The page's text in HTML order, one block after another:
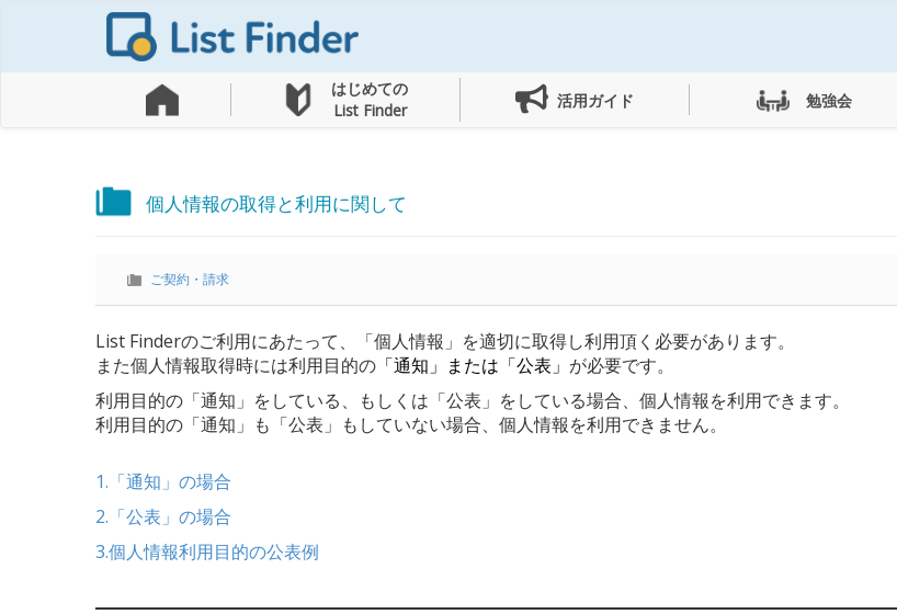
はじめての
List Finder
活用ガイド 勉強会
個人情報の取得と利用に関して
ご契約・請求
List Finderのご利用にあたって、
「個人情報」を適切に取得し利用頂く必要があります。
また個人情報取得時には利用目的の 「通知」または 「公表」 が必要です。
利用目的の「通知」をしている、もしくは「公表」をしている場合、個人情報を利用できます。
利用目的の「通知」も「公表」もしていない場合、個人情報を利用できません。
1.「通知」の場合
2.「公表」の場合
3.個人情報利用目的の公表例